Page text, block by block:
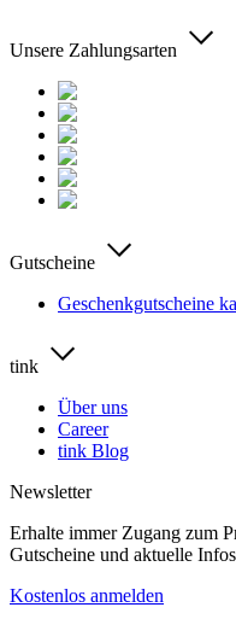
Unsere Zahlungsarten
Gutscheine
Geschenkgutscheine
tink
Über uns
Career
tink Blog
Newsletter
Erhalte immer Zugang zum
Gutscheine und aktuelle
Kostenlos anmelden